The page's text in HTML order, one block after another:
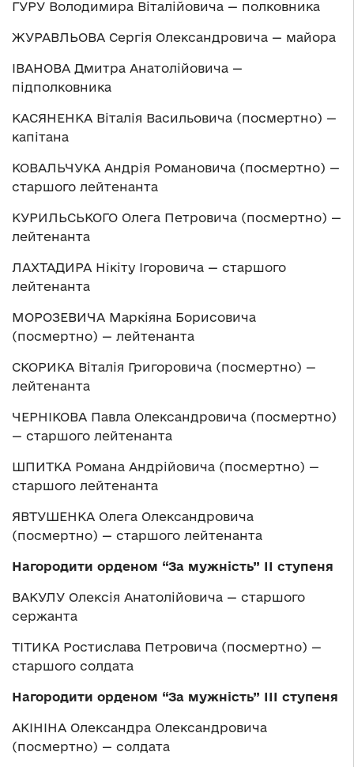
ГУРУ Володимира Віталійовича — полковника
ЖУРАВЛЬОВА Сергія Олександровича — майора
ІВАНОВА Дмитра Анатолійовича —
підполковника
КАСЯНЕНКА Віталія Васильовича (посмертно) —
капітана
КОВАЛЬЧУКА Андрія Романовича (посмертно) —
старшого лейтенанта
КУРИЛЬСЬКОГО Олега Петровича (посмертно) —
лейтенанта
ЛАХТАДИРА Нікіту Ігоровича — старшого
лейтенанта
МОРОЗЕВИЧА Маркіяна Борисовича
(посмертно) — лейтенанта
СКОРИКА Віталія Григоровича (посмертно) —
лейтенанта
ЧЕРНІКОВА Павла Олександровича (посмертно)
— старшого лейтенанта
ШПИТКА Романа Андрійовича (посмертно) —
старшого лейтенанта
ЯВТУШЕНКА Олега Олександровича
(посмертно) — старшого лейтенанта
Нагородити орденом “За мужність” ІІ ступеня
ВАКУЛУ Олексія Анатолійовича — старшого
сержанта
ТІТИКА Ростислава Петровича (посмертно) —
старшого солдата
Нагородити орденом “За мужність” ІІІ ступеня
АКІНІНА Олександра Олександровича
(посмертно) — солдата